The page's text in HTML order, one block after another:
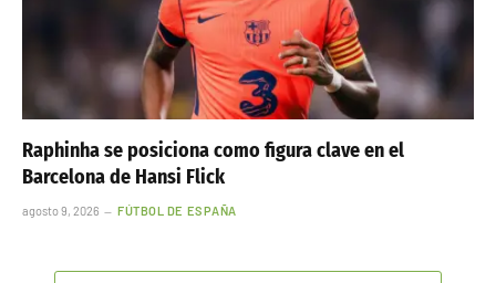
Raphinha se posiciona como figura clave en el
Barcelona de Hansi Flick
agosto 9, 2026 FÚTBOL DE ESPAÑA